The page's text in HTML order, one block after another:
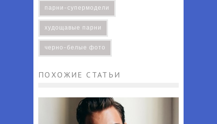
парни-супермодели
худощавые парни
черно-белые фото
ПОХОЖИЕ СТАТЬИ